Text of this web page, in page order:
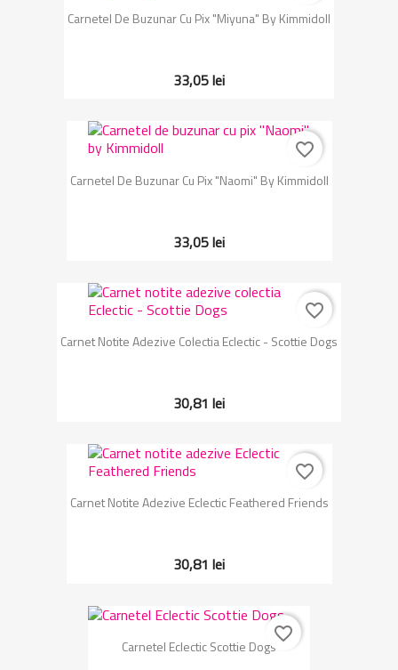
Carnetel De Buzunar Cu Pix "Miyuna" By Kimmidoll
33,05 lei
Carnetel De Buzunar Cu Pix "Naomi" By Kimmidoll
33,05 lei
favorite_border
Carnet Notite Adezive Colectia Eclectic - Scottie Dogs
30,81 lei
favorite_border
Carnet Notite Adezive Eclectic Feathered Friends
30,81 lei
favorite_border
Carnetel Eclectic Scottie Dogs
favorite_border